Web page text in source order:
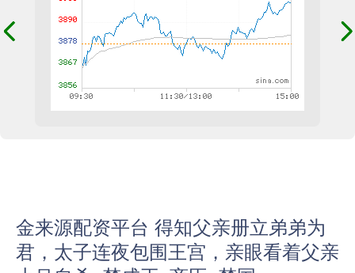
金来源配资平台 得知父亲册立弟弟为
君，太子连夜包围王宫，亲眼看着父亲